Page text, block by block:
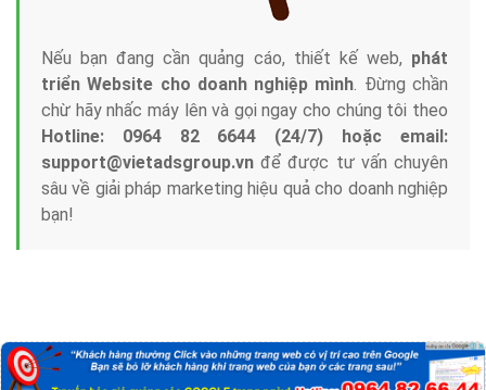
Nếu bạn đang cần quảng cáo, thiết kế web, phát
triển Website cho doanh nghiệp mình. Đừng chần
chừ hãy nhấc máy lên và gọi ngay cho chúng tôi theo
Hotline: 0964 82 6644 (24/7) hoặc email:
support@vietadsgroup.vn để được tư vấn chuyên
sâu về giải pháp marketing hiệu quả cho doanh nghiệp
bạn!